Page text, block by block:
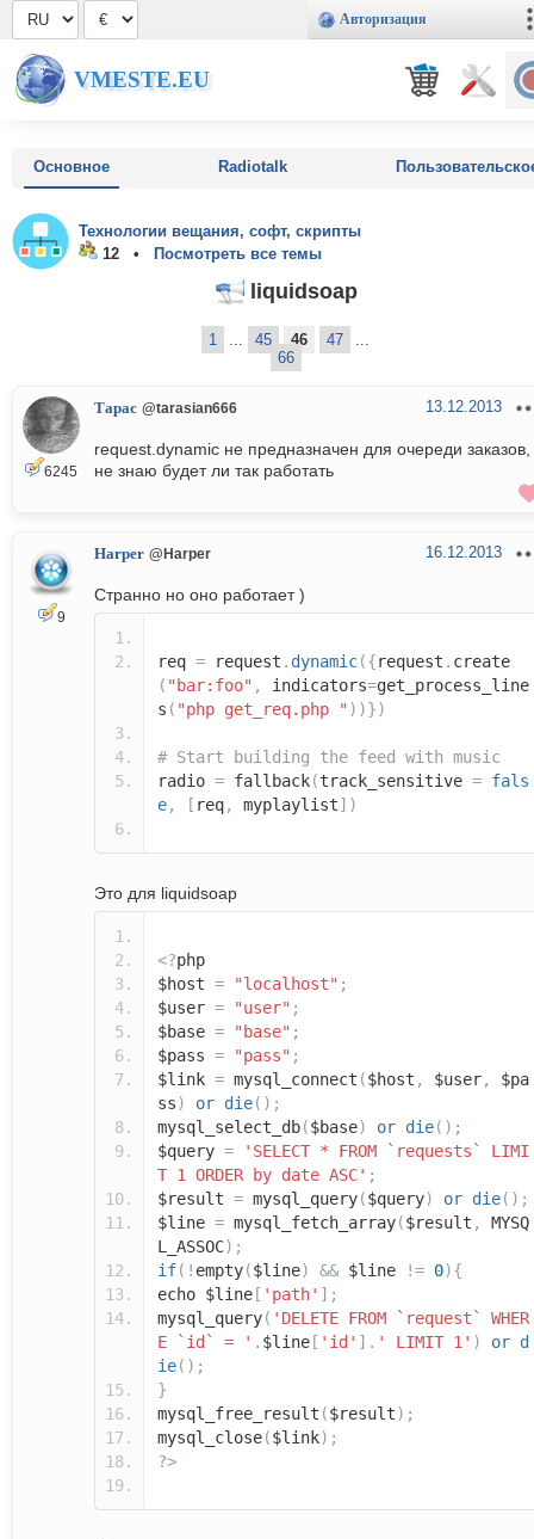
Авторизация
VMESTE.EU
Основное Radiotalk
Технологии вещания, софт, скрипты
12 •
Посмотреть все темы
liquidsoap
1 ... 45 46 47
...
66
6245
Тарас @tarasian666 13.12.2013
request.dynamic не предназначен для очереди заказов,
не знаю будет ли так работать
9
Harper @Harper 16.12.2013
Странно но оно работает )
req = request . dynamic({request . create
( "bar:foo" , indicators=get_process_line
s ( "php get_req.php " ))})
# Start building the feed with music
radio = fallback(track_sensitive = fals
e, [ req, myplaylist])
Это для liquidsoap
<?php
$host = "localhost" ;
$user = "user" ;
$base = "base" ;
$pass = "pass" ;
$link = mysql_connect ($host , $user,
$pa
ss) or die();
mysql_select_db($base) or die();
$query =
'SELECT * FROM `requests` LIMI
T 1 ORDER by date ASC' ;
$result = mysql_query($query) or die();
$line = mysql_fetch_array($result ,
MYSQ
L_ASSOC);
if(! empty($line) && $line != 0){
echo $line [ 'path' ];
mysql_query( 'DELETE FROM `request` WHER
E `id` = ' . $line [ 'id' ]. ' LIMIT 1' ) or d
ie();
}
mysql_free_result ($result);
mysql_close($link);
?>